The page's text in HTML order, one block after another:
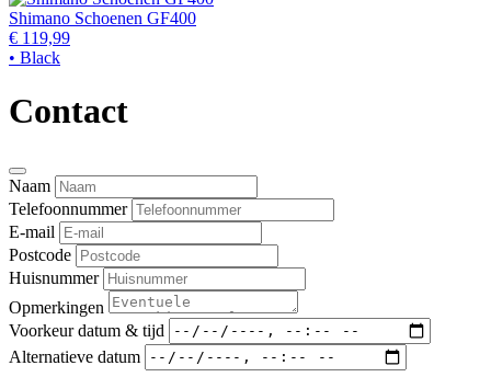
Shimano Schoenen GF400
€ 119,99
• Black
Contact
Naam
Telefoonnummer
E-mail
Postcode
Huisnummer
Opmerkingen
Voorkeur datum & tijd
Alternatieve datum